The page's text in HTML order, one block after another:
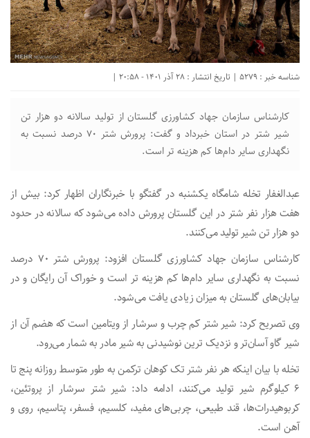
شناسه خبر : 5279 | تاریخ انتشار : 28 آذر 1401 - 20:58 |
کارشناس سازمان جهاد کشاورزی گلستان از تولید سالانه دو هزار تن
شیر شتر در استان خبرداد و گفت: پرورش شتر ۷۰ درصد نسبت به
نگهداری سایر دام‌ها کم هزینه تر است.
عبدالغفار تخله شامگاه یکشنبه در گفتگو با خبرنگاران اظهار کرد: بیش از
هفت هزار نفر شتر در این گلستان پرورش داده می‌شود که سالانه در حدود
دو هزار تن شیر تولید می‌کنند.
کارشناس سازمان جهاد کشاورزی گلستان افزود: پرورش شتر ۷۰ درصد
نسبت به نگهداری سایر دام‌ها کم هزینه تر است و خوراک آن رایگان و در
بیابان‌های گلستان به میزان زیادی یافت می‌شود.
وی تصریح کرد: شیر شتر کم چرب و سرشار از ویتامین است که هضم آن از
شیر گاو آسان‌تر و نزدیک ترین نوشیدنی به شیر مادر به شمار می‌رود.
تخله با بیان اینکه هر نفر شتر تک کوهان ترکمن به طور متوسط روزانه پنج تا
۶ کیلوگرم شیر تولید می‌کنند، ادامه داد: شیر شتر سرشار از پروتئین،
کربوهیدرات‌ها، قند طبیعی، چربی‌های مفید، کلسیم، فسفر، پتاسیم، روی و
آهن است.